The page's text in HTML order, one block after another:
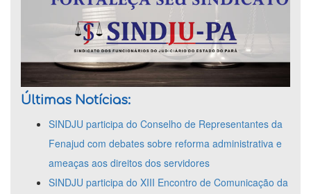
Últimas Notícias:
SINDJU participa do Conselho de Representantes da
Fenajud com debates sobre reforma administrativa e
ameaças aos direitos dos servidores
SINDJU participa do XIII Encontro de Comunicação da